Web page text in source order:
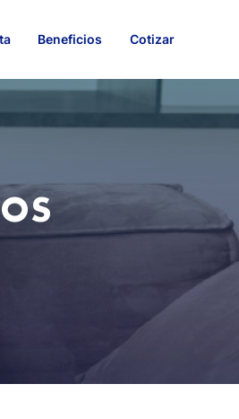
Beneficios Cotizar